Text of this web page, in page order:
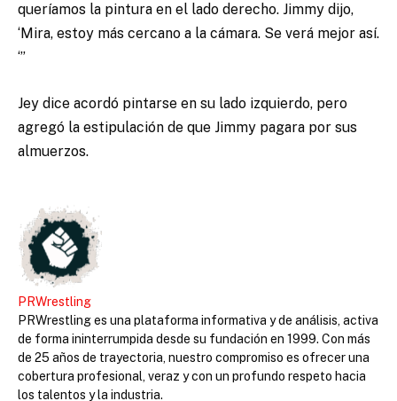
queríamos la pintura en el lado derecho. Jimmy dijo,
‘Mira, estoy más cercano a la cámara. Se verá mejor así.
‘”
Jey dice acordó pintarse en su lado izquierdo, pero
agregó la estipulación de que Jimmy pagara por sus
almuerzos.
PRWrestling
PRWrestling es una plataforma informativa y de análisis, activa
de forma ininterrumpida desde su fundación en 1999. Con más
de 25 años de trayectoria, nuestro compromiso es ofrecer una
cobertura profesional, veraz y con un profundo respeto hacia
los talentos y la industria.